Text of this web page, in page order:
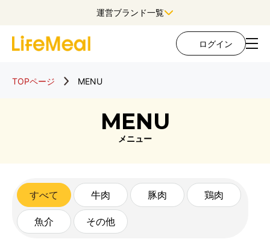
運営ブランド一覧
ログイン
TOPページ MENU
MENU
メニュー
すべて 牛肉 豚肉 鶏肉
魚介 その他